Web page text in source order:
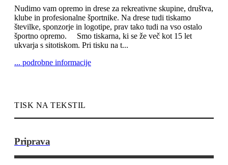
Nudimo vam opremo in drese za rekreativne skupine, društva,
klube in profesionalne športnike. Na drese tudi tiskamo
številke, sponzorje in logotipe, prav tako tudi na vso ostalo
športno opremo. Smo tiskarna, ki se že več kot 15 let
ukvarja s sitotiskom. Pri tisku na t...
... podrobne informacije
TISK NA TEKSTIL
Priprava